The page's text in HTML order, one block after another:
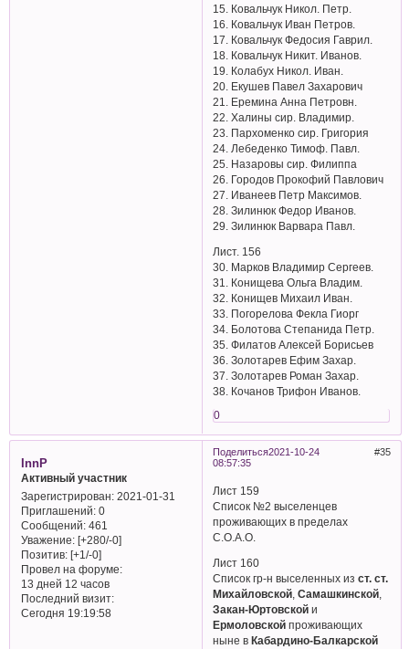
15. Ковальчук Никол. Петр.
16. Ковальчук Иван Петров.
17. Ковальчук Федосия Гаврил.
18. Ковальчук Никит. Иванов.
19. Колабух Никол. Иван.
20. Екушев Павел Захарович
21. Еремина Анна Петровн.
22. Халины сир. Владимир.
23. Пархоменко сир. Григория
24. Лебеденко Тимоф. Павл.
25. Назаровы сир. Филиппа
26. Городов Прокофий Павлович
27. Иванеев Петр Максимов.
28. Зилинюк Федор Иванов.
29. Зилинюк Варвара Павл.
Лист. 156
30. Марков Владимир Сергеев.
31. Конищева Ольга Владим.
32. Конищев Михаил Иван.
33. Погорелова Фекла Гиорг
34. Болотова Степанида Петр.
35. Филатов Алексей Борисьев
36. Золотарев Ефим Захар.
37. Золотарев Роман Захар.
38. Кочанов Трифон Иванов.
0
Поделиться 35
2021-10-24
08:57:35
InnP
Активный участник
Зарегистрирован: 2021-01-31
Приглашений:0
Сообщений:461
Уважение: [+280/-0]
Позитив: [+1/-0]
Провел на форуме:
13 дней 12 часов
Последний визит:
Сегодня 19:19:58
Лист 159
Список №2 выселенцев
проживающих в пределах
С.О.А.О.
Лист 160
Список гр-н выселенных изст. ст.
Михайловской ,Самашкинской
Закан-Юртовской и
Ермоловскойпроживающих
ныне в Кабардино-Балкарской